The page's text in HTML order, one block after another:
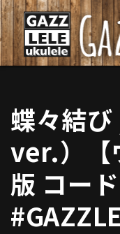
蝶々結
ver.）【
版 コー